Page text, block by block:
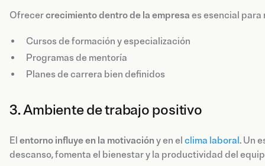
Ofrecercrecimiento dentro de la empresa es esencial para
Cursos de formación y especialización
Programas de mentoría
Planes de carrera bien definidos
3. Ambiente de trabajo positivo
El entorno influye en la motivación y en el clima laboral. Un
descanso, fomenta el bienestar y la productividad del